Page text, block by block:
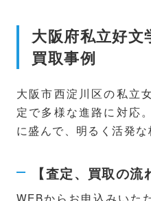
大阪府私立好文
買取事例
大阪市西淀川区の私立
定で多様な進路に対応
に盛んで、明るく活発な
【査定、買取の流
WEBからお申込みいた